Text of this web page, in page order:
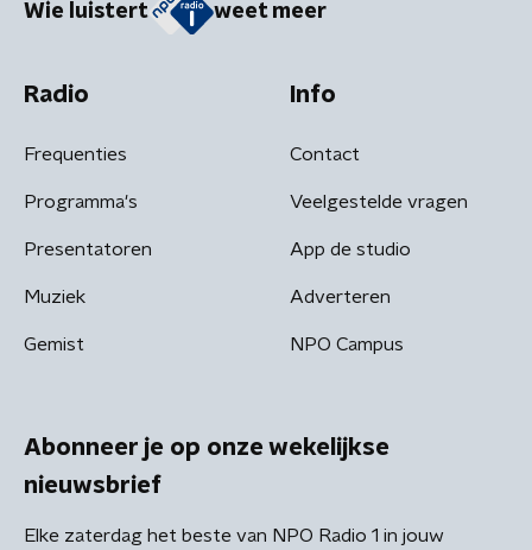
Wie luistert weet meer
Radio
Frequenties
Programma's
Presentatoren
Muziek
Gemist
Info
Contact
Veelgestelde vragen
App de studio
Adverteren
NPO Campus
Abonneer je op onze wekelijkse
nieuwsbrief
Elke zaterdag het beste van NPO Radio 1 in jouw